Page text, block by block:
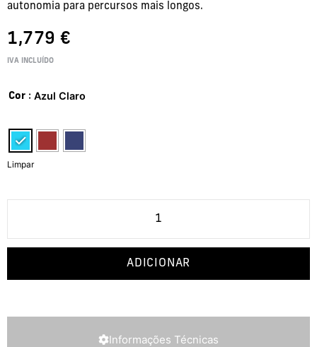
autonomia para percursos mais longos.
1,779 €
IVA INCLUÍDO
Cor : Azul Claro
Limpar
ADICIONAR
Informações Técnicas